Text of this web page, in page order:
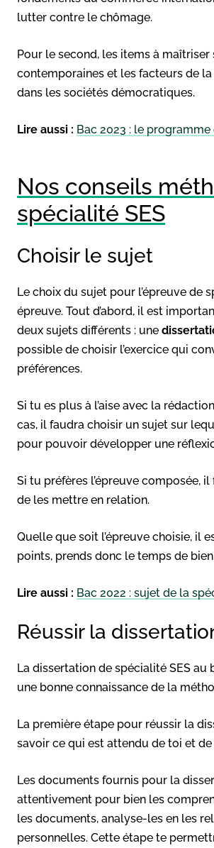
lutter contre le chômage.
Pour le second, les items à
contemporaines et les facteurs de
dans les sociétés démocratiques.
Lire aussi : Bac 2023 : le
Nos conseils
spécialité SES
Choisir le sujet
Le choix du sujet pour l’épreuve de
épreuve. Tout d’abord, il est
deux sujets différents : une
possible de choisir l’exercice qui
préférences.
Si tu es plus à l’aise avec la
cas, il faudra choisir un sujet sur
pour pouvoir développer une
Si tu préfères l’épreuve composée,
de les mettre en relation.
Quelle que soit l’épreuve choisie, il
points, prends donc le temps de
Lire aussi : Bac 2022 : sujet de la
Réussir la
La dissertation de spécialité SES
une bonne connaissance de la
La première étape pour réussir la
savoir ce qui est attendu de toi et de
Les documents fournis pour la
attentivement pour bien les
les documents, analyse-les en les
personnelles. Cette étape te